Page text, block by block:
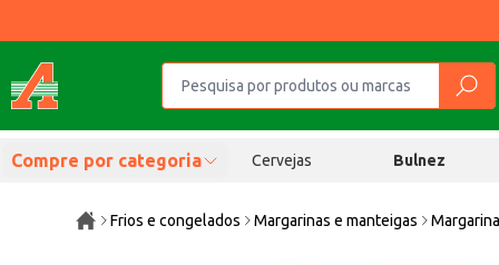
Compre por categoria Cervejas Bulnez
Frios e congelados Margarinas e manteigas